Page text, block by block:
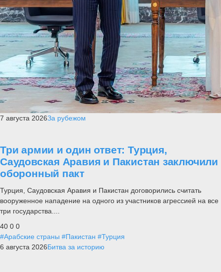
7 августа 2026За рубежом
Три армии и один ответ: Турция,
Саудовская Аравия и Пакистан заключили
оборонный пакт
Турция, Саудовская Аравия и Пакистан договорились считать
вооруженное нападение на одного из участников агрессией на все
три государства....
40 0 0
#Арабские страны #Пакистан #Турция
6 августа 2026Битва за историю